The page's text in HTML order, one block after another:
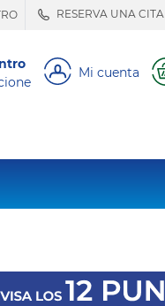
RESERVA UNA CITA
Mi cuenta